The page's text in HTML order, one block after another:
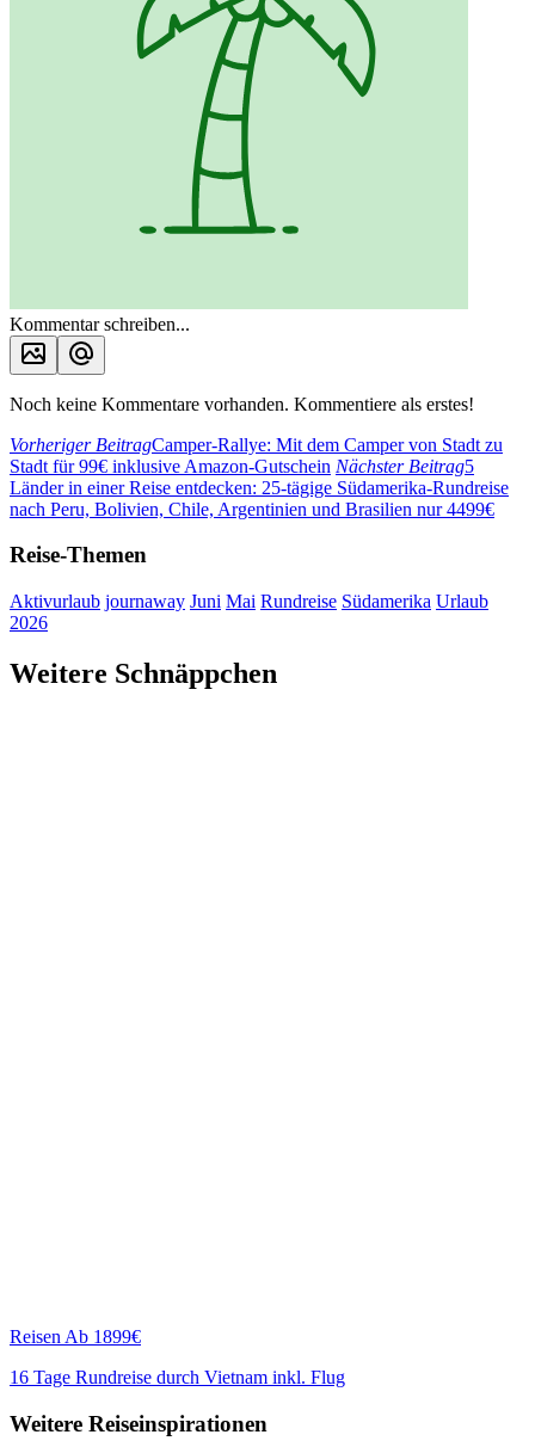
Kommentar schreiben...
Noch keine Kommentare vorhanden. Kommentiere als erstes!
Vorheriger BeitragCamper-Rallye: Mit dem Camper von Stadt zu
Stadt für 99€ inklusive Amazon-Gutschein Nächster Beitrag5
Länder in einer Reise entdecken: 25-tägige Südamerika-Rundreise
nach Peru, Bolivien, Chile, Argentinien und Brasilien nur 4499€
Reise-Themen
Aktivurlaub journaway Juni Mai Rundreise Südamerika Urlaub
2026
Weitere Schnäppchen
Reisen Ab 1899€
16 Tage Rundreise durch Vietnam inkl. Flug
Weitere Reiseinspirationen